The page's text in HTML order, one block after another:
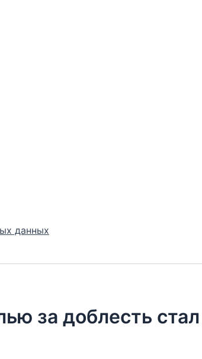
данных
за доблесть стал